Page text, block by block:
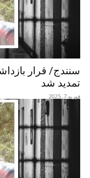
سنندج/ قرار
تمدید شد
فوریه 7, 2025